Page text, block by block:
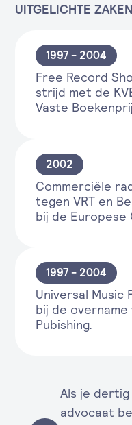
Als je dertig
advocaat
UITGELICHTE ZAKEN
1997 - 2004
Free Record
strijd met de
Vaste
2002
Commerciële
tegen VRT en
bij de Europese
1997 - 2004
Universal Music
bij de overname
Pubishing.